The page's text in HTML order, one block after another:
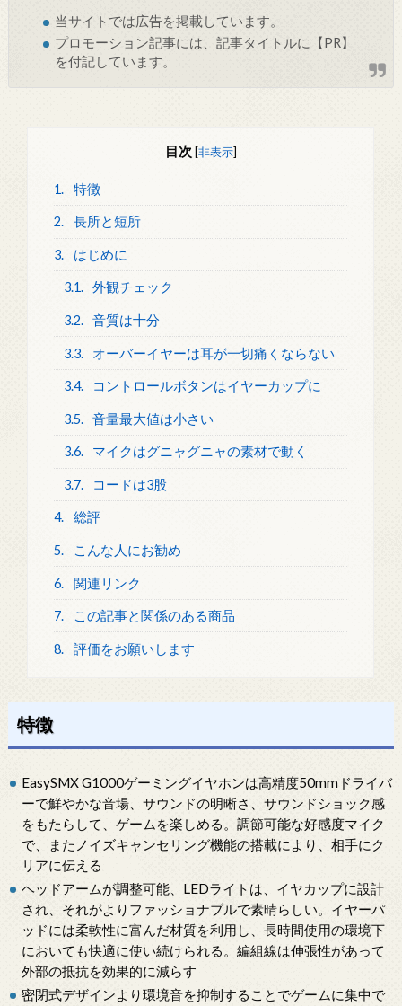
当サイトでは広告を掲載しています。
プロモーション記事には、記事タイトルに【PR】
を付記しています。
目次 [非表示]
1. 特徴
2. 長所と短所
3. はじめに
3.1. 外観チェック
3.2. 音質は十分
3.3. オーバーイヤーは耳が一切痛くならない
3.4. コントロールボタンはイヤーカップに
3.5. 音量最大値は小さい
3.6. マイクはグニャグニャの素材で動く
3.7. コードは3股
4. 総評
5. こんな人にお勧め
6. 関連リンク
7. この記事と関係のある商品
8. 評価をお願いします
特徴
EasySMX G1000ゲーミングイヤホンは高精度50mmドライバ
ーで鮮やかな音場、サウンドの明晰さ、サウンドショック感
をもたらして、ゲームを楽しめる。調節可能な好感度マイク
で、またノイズキャンセリング機能の搭載により、相手にク
リアに伝える
ヘッドアームが調整可能、LEDライトは、イヤカップに設計
され、それがよりファッショナブルで素晴らしい。イヤーパ
ッドには柔軟性に富んだ材質を利用し、長時間使用の環境下
においても快適に使い続けられる。編組線は伸張性があって
外部の抵抗を効果的に減らす
密閉式デザインより環境音を抑制することでゲームに集中で